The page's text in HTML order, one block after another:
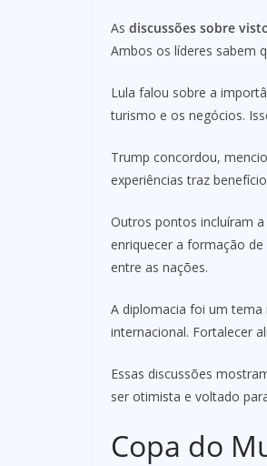
As discussões sobre
Ambos os líderes sabem
Lula falou sobre a
turismo e os negócios.
Trump concordou,
experiências traz
Outros pontos incluíram
enriquecer a formação
entre as nações.
A diplomacia foi um tema
internacional. Fortalecer
Essas discussões
ser otimista e voltado
Copa do